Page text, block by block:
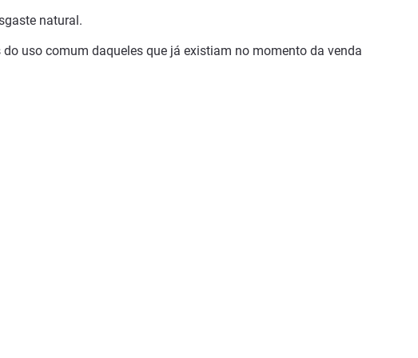
natural.
uso comum daqueles que já existiam no momento da venda